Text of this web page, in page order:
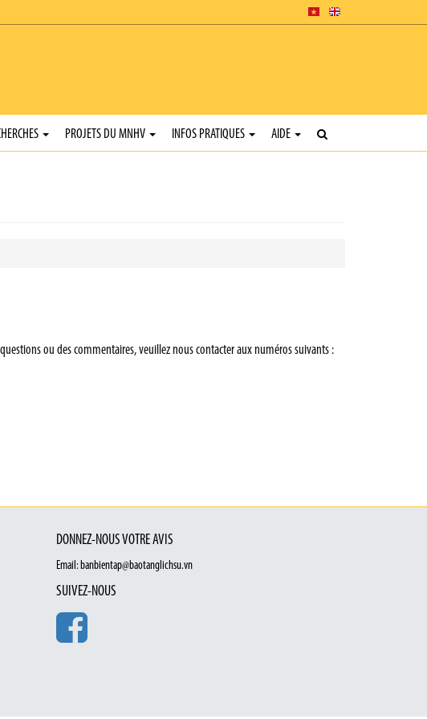
PROJETS DU MNHV INFOS PRATIQUES AIDE
ou des commentaires, veuillez nous contacter aux numéros suivants :
DONNEZ-NOUS VOTRE AVIS
Email: banbientap@baotanglichsu.vn
SUIVEZ-NOUS